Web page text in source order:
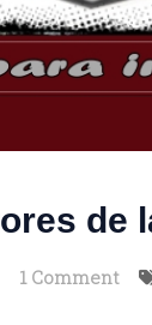
de
1 Comment